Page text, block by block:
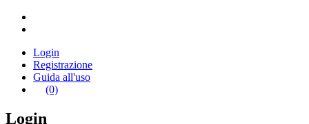
Login
Registrazione
Guida all'uso
(0)
Login